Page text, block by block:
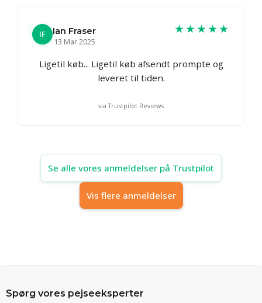
IF
Ian Fraser
13 Mar 2025
★★★★★
Ligetil køb... Ligetil køb afsendt prompte og
leveret til tiden.
via Trustpilot Reviews
Se alle vores anmeldelser på Trustpilot
Vis flere anmeldelser
Spørg vores pejseeksperter